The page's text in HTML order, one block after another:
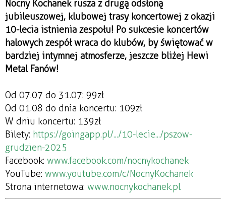
Nocny Kochanek rusza z drugą odsłoną
jubileuszowej, klubowej trasy koncertowej z okazji
10-lecia istnienia zespołu! Po sukcesie koncertów
halowych zespół wraca do klubów, by świętować w
bardziej intymnej atmosferze, jeszcze bliżej Hewi
Metal Fanów!
Od 07.07 do 31.07: 99zł
Od 01.08 do dnia koncertu: 109zł
W dniu koncertu: 139zł
Bilety: https://goingapp.pl/.../10-lecie.../pszow-
grudzien-2025
Facebook: www.facebook.com/nocnykochanek
YouTube: www.youtube.com/c/NocnyKochanek
Strona internetowa: www.nocnykochanek.pl